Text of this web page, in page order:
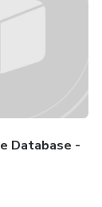
Database -